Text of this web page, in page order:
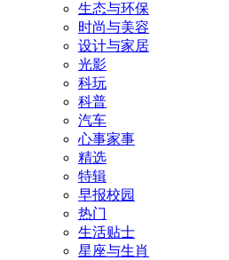
生态与环保
时尚与美容
设计与家居
光影
科玩
科普
汽车
心事家事
精选
特辑
早报校园
热门
生活贴士
星座与生肖